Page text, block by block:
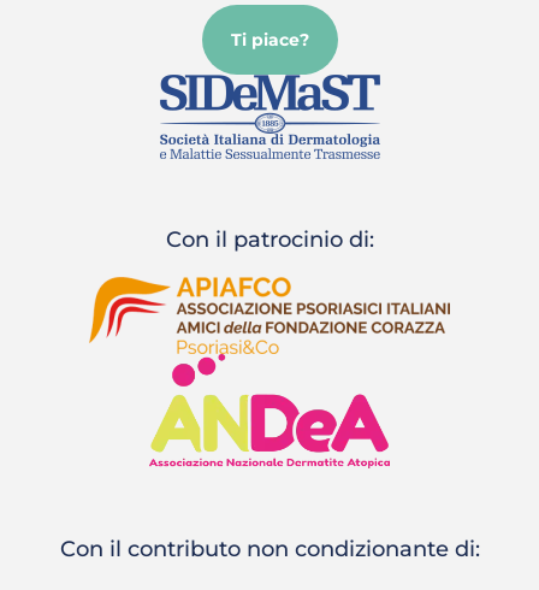
Ti piace?
Con il patrocinio di:
Con il contributo non condizionante di: